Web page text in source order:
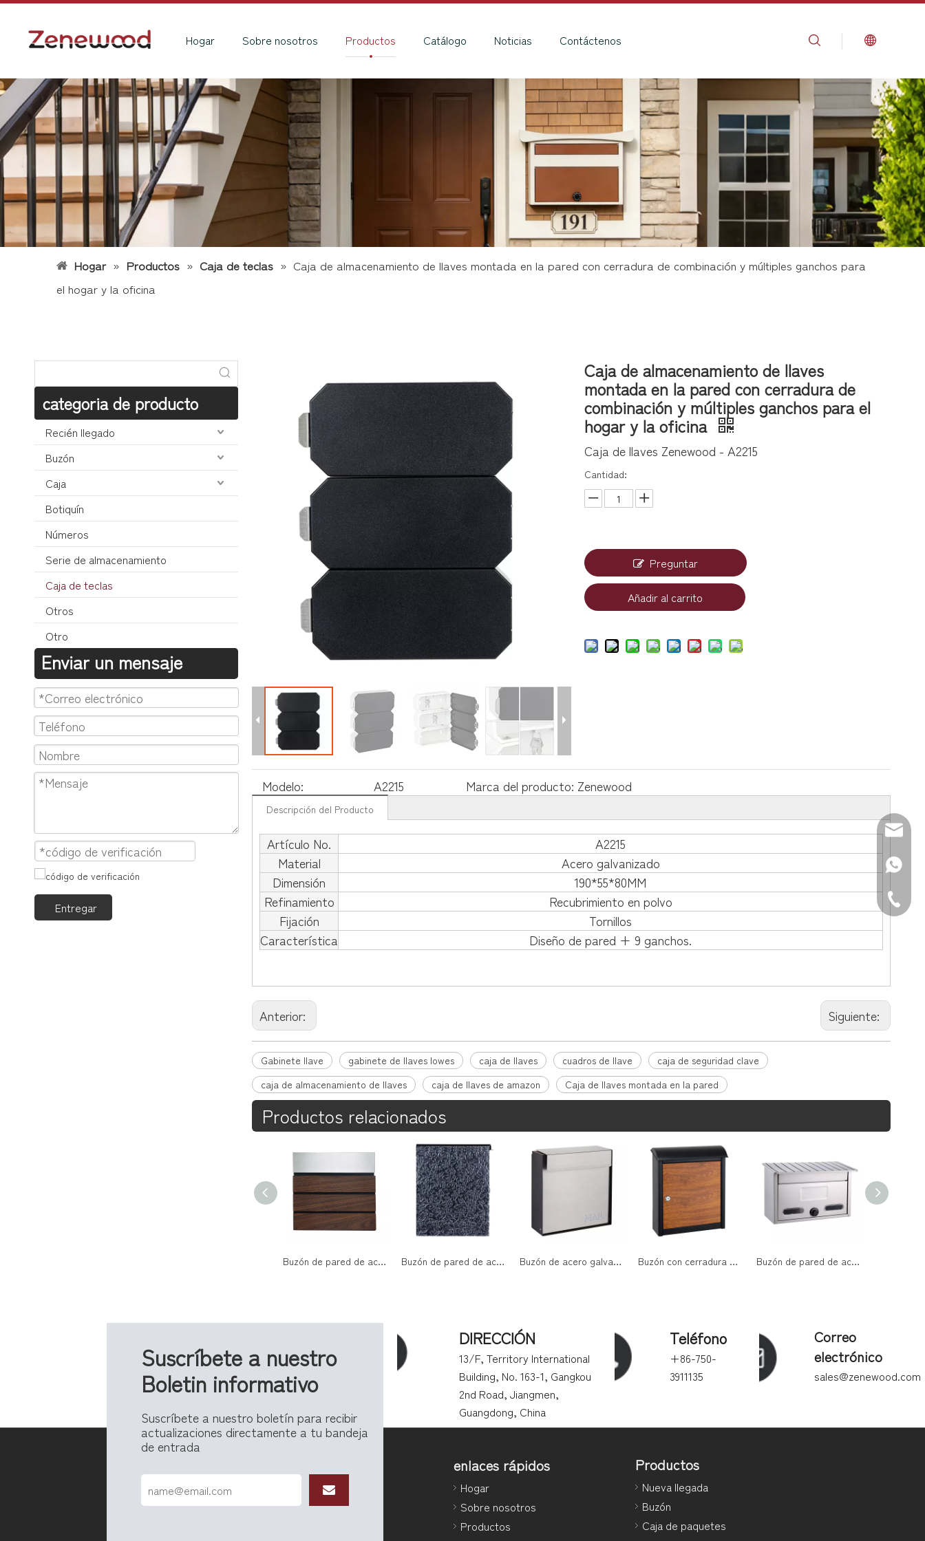
Hogar Sobre nosotros Productos Catálogo Noticias Contáctenos
Hogar » Productos » Caja de teclas » Caja de almacenamiento de llaves montada en la pared con cerradura de combinación y múltiples ganchos para
el hogar y la oficina
categoria de producto
Recién llegado
Buzón
Caja
Botiquín
Números
Serie de almacenamiento
Caja de teclas
Otros
Otro
Enviar un mensaje
Entregar
Caja de almacenamiento de llaves
montada en la pared con cerradura de
combinación y múltiples ganchos para el
hogar y la oficina
Caja de llaves Zenewood - A2215
Cantidad:
Preguntar
Añadir al carrito
Modelo: A2215 Marca del producto: Zenewood
Descripción del Producto
Artículo No.
A2215
Material
Acero galvanizado
Dimensión
190*55*80MM
Refinamiento
Recubrimiento en polvo
Fijación
Tornillos
Característica
Diseño de pared + 9 ganchos.
Anterior: Siguiente:
Gabinete llave gabinete de llaves lowes caja de llaves cuadros de llave
caja de seguridad clave
caja de almacenamiento de llaves
caja de llaves de amazon Caja de llaves montada en la pared
Productos relacionados
Buzón de pared de acero galvanizado con puerta de panel de madera Buzón de pared de acero galvanizado con puerta acrílica y cerradura con llave para entradas de casas modernas Buzón de acero galvanizado montado en la pared con cerradura y logotipo cortado con láser para entradas de viviendas Buzón con cerradura montado en la pared de acero galvanizado con recubrimiento en polvo para entradas residenciales al aire libre Buzón de pared de acero inoxidable con bloqueo de código de marcación para entrega segura de correo al aire libre
Suscríbete a nuestro
Boletin informativo
Suscríbete a nuestro boletín para recibir
actualizaciones directamente a tu bandeja
de entrada
DIRECCIÓN
13/F, Territory International
Building, No. 163-1, Gangkou
2nd Road, Jiangmen,
Guangdong, China
enlaces rápidos
Hogar
Sobre nosotros
Productos
Teléfono
+86-750-
3911135
Productos
Nueva llegada
Buzón
Caja de paquetes
Correo
electrónico
sales@zenewood.com
Correo